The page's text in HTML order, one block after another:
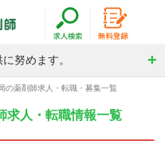
努めます。
の薬剤師求人・転職・募集一覧
求人・転職情報一覧